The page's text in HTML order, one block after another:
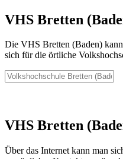
VHS Bretten
Die VHS Bretten (Baden)
sich für die örtliche
VHS Bretten
Über das Internet kann man